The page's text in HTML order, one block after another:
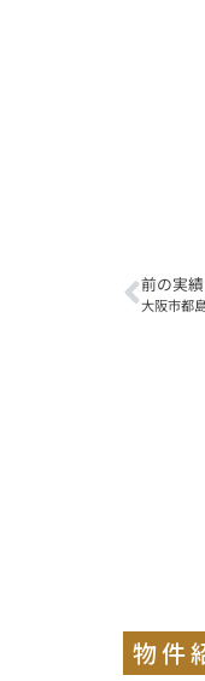
前の実績
大阪市都
物件